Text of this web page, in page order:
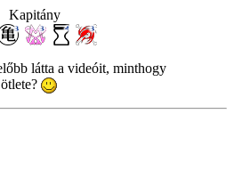
Kapitány
látta a videóit, minthogy